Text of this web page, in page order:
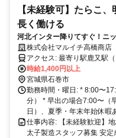
【未経験可】たらこ
長く働ける
河北インター降りてすぐ！ニ
株式会社マルイチ高橋商店
時給1,400円以上
宮城県石巻市
勤務時間・曜日: * 8:00〜
分） * 早出の場合7:00〜（
日）、夏季・年末年始休暇
仕事内容: 【未経験歓迎】
太子製造スタッフ募集 安